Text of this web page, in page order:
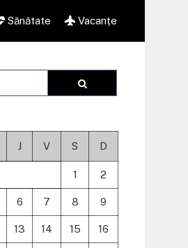
Sănătate Vacanțe
J V S D
1 2
6 7 8 9
13 14 15 16